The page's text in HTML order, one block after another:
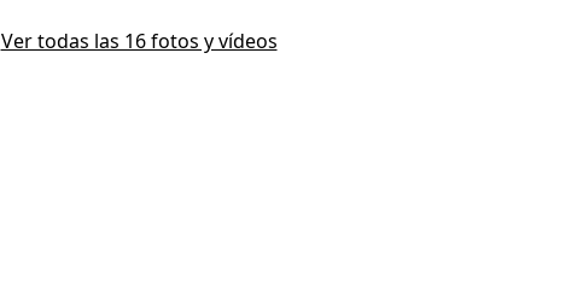
Ver todas las 16 fotos y vídeos